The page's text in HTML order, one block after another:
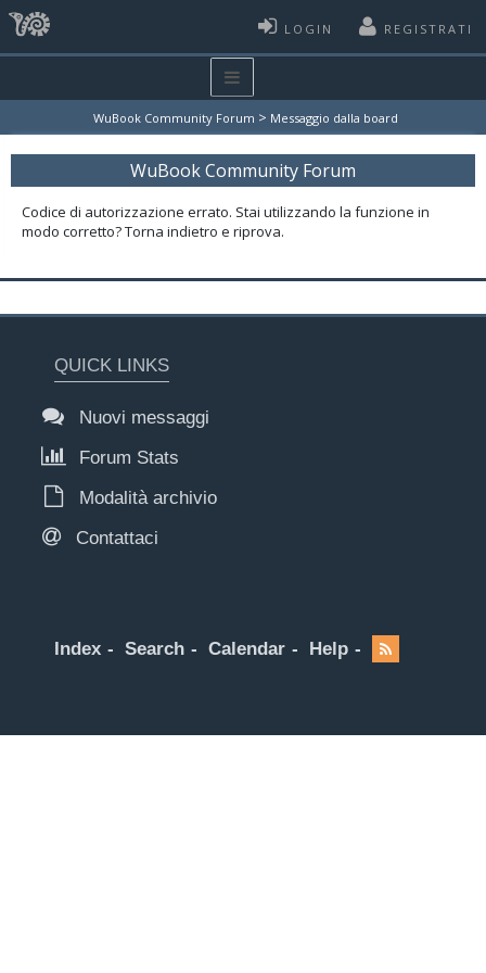
LOGIN REGISTRATI
WuBook Community Forum > Messaggio dalla board
WuBook Community Forum
Codice di autorizzazione errato. Stai utilizzando la funzione in
modo corretto? Torna indietro e riprova.
QUICK LINKS
Nuovi messaggi
Forum Stats
Modalità archivio
Contattaci
Index Search Calendar Help